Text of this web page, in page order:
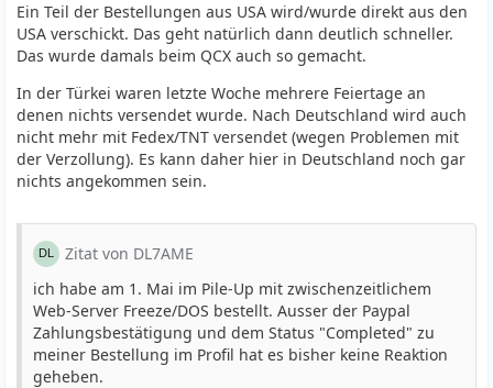
Ein Teil der Bestellungen aus USA wird/wurde direkt aus den
USA verschickt. Das geht natürlich dann deutlich schneller.
Das wurde damals beim QCX auch so gemacht.
In der Türkei waren letzte Woche mehrere Feiertage an
denen nichts versendet wurde. Nach Deutschland wird auch
nicht mehr mit Fedex/TNT versendet (wegen Problemen mit
der Verzollung). Es kann daher hier in Deutschland noch gar
nichts angekommen sein.
Zitat von DL7AME
ich habe am 1. Mai im Pile-Up mit zwischenzeitlichem
Web-Server Freeze/DOS bestellt. Ausser der Paypal
Zahlungsbestätigung und dem Status "Completed" zu
meiner Bestellung im Profil hat es bisher keine Reaktion
geheben.